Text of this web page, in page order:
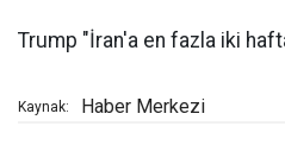
Trump "İran'a en fazla iki
Kaynak: Haber Merkezi